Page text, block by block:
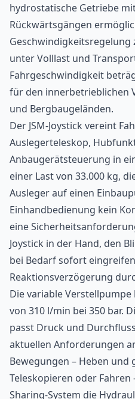
hydrostatische Getriebe
Rückwärtsgängen
Geschwindigkeitsregelung
unter Volllast und
Fahrgeschwindigkeit
für den innerbetrieblichen
und Bergbaugeländen.
Der JSM-Joystick vereint
Auslegerteleskop,
Anbaugerätsteuerung in
einer Last von 33.000 kg,
Ausleger auf einen
Einhandbedienung kein
eine
Joystick in der Hand, den
bei Bedarf sofort
Reaktionsverzögerung
Die variable
von 310 l/min bei 350 bar.
passt Druck und
aktuellen Anforderungen
Bewegungen – Heben und
Teleskopieren oder
Sharing-System die